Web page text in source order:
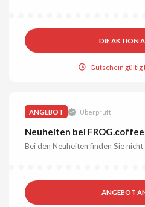
DIE AKTION
Gutschein gültig
ANGEBOT Überprüft
Neuheiten bei
Bei den Neuheiten finden Sie nicht
ANGEBOT